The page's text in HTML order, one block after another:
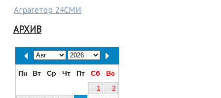
Аграгетор 24СМИ
АРХИВ
Пн Вт Ср Чт Пт Сб
Вс
1
2